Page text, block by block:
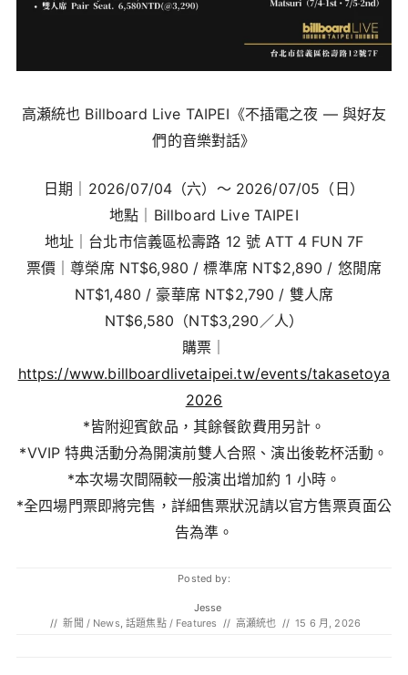
高瀬統也 Billboard Live TAIPEI《不插電之夜 — 與好友
們的音樂對話》
日期｜2026/07/04（六）～ 2026/07/05（日）
地點｜Billboard Live TAIPEI
地址｜台北市信義區松壽路 12 號 ATT 4 FUN 7F
票價｜尊榮席 NT$6,980 / 標準席 NT$2,890 / 悠閒席
NT$1,480 / 豪華席 NT$2,790 / 雙人席
NT$6,580（NT$3,290／人）
購票｜
https://www.billboardlivetaipei.tw/events/takasetoya
2026
*皆附迎賓飲品，其餘餐飲費用另計。
*VVIP 特典活動分為開演前雙人合照、演出後乾杯活動。
*本次場次間隔較一般演出增加約 1 小時。
*全四場門票即將完售，詳細售票狀況請以官方售票頁面公
告為準。
Posted by:
Jesse
// 新聞 / News,話題焦點 / Features // 高瀬統也 // 15 6 月, 2026